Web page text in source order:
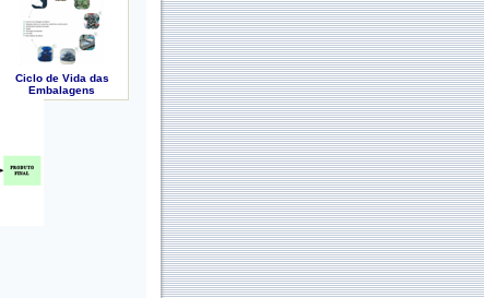
Ciclo de Vida das
Embalagens